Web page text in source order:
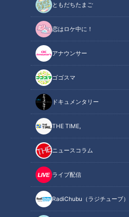
ともだちたまご
恋はロケ中に！
アナウンサー
ゴゴスマ
ドキュメンタリー
THE TIME,
ニュースコラム
ライブ配信
RadiChubu（ラジチューブ）
今回は激安！工場直売所セールを大特
牛カルビ １００円！
コンビニスイーツ ５０円！
大人気の豆腐は ８割引き！
油揚げつかみ放題 ３００円！
ドーナツ積み放題 ４５０円！
モーニングが食べ放題で６６０円！
食品メーカーだからこそできる激安
この記事を見たあなたへのお